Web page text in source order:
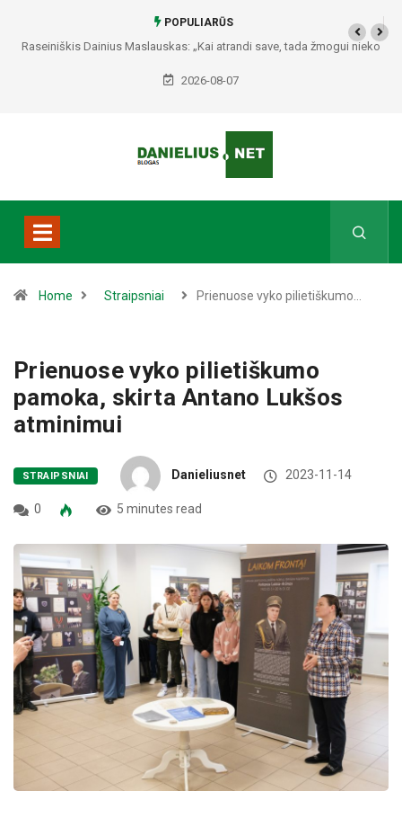
POPULIARŪS
Senjorų naktišokiai Alytuje: pirmadienį šokiams gros Kalvarijos kapela
2026-08-07
Home Straipsniai Prienuose vyko pilietiškumo…
Prienuose vyko pilietiškumo
pamoka, skirta Antano Lukšos
atminimui
STRAIPSNIAI Danieliusnet 2023-11-14
0 5 minutes read